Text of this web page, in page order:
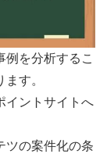
例を分析するこ
す。
イントサイトへ
ツの案件化の条